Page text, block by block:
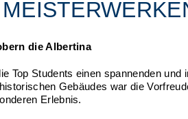
die Albertina
Top Students einen spannenden und
Gebäudes war die
Erlebnis.